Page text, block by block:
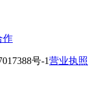
作
号-1营业执照